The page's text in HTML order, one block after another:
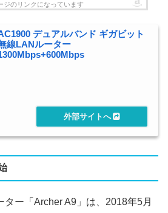
デュアルバンド ギガビット
線LANルーター
ー「Archer A9」は、2018年5月